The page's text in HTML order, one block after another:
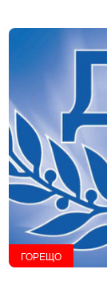
ГОРЕЩО